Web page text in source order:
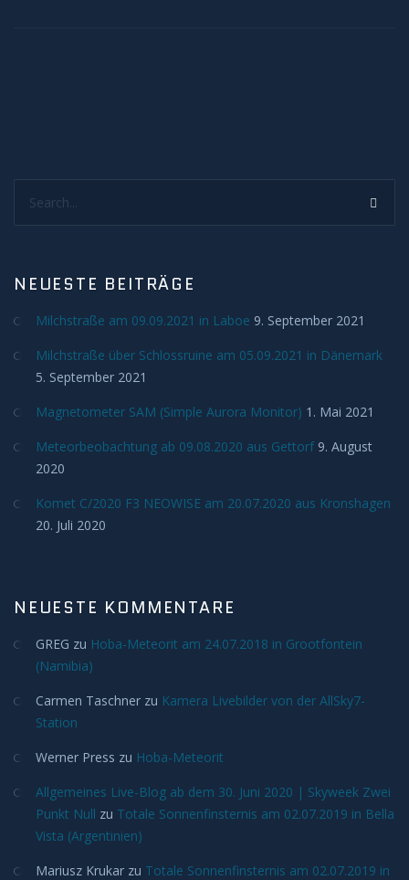
Wolken
Lenticularis
Milchstraße
H-Alpha
Jupiter
Mars
Saturn
Venus
NEUESTE BEITRÄGE
Milchstraße am 09.09.2021 in Laboe 9. September 2021
Milchstraße über Schlossruine am 05.09.2021 in Dänemark
5. September 2021
Magnetometer SAM (Simple Aurora Monitor) 1. Mai 2021
Meteorbeobachtung ab 09.08.2020 aus Gettorf 9. August
2020
Komet C/2020 F3 NEOWISE am 20.07.2020 aus Kronshagen
20. Juli 2020
NEUESTE KOMMENTARE
GREG zu Hoba-Meteorit am 24.07.2018 in Grootfontein
(Namibia)
Carmen Taschner zu Kamera Livebilder von der AllSky7-
Station
Werner Press zu Hoba-Meteorit
Allgemeines Live-Blog ab dem 30. Juni 2020 | Skyweek Zwei
Punkt Null zu Totale Sonnenfinsternis am 02.07.2019 in Bella
Vista (Argentinien)
Mariusz Krukar zu Totale Sonnenfinsternis am 02.07.2019 in